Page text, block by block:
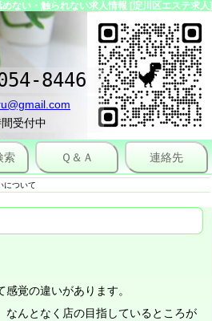
ない・触られない求人情報 [淀川区エステ求人]
8446
受付中
索 Ｑ＆Ａ 連絡先
について
覚の違いがあります。
なんとなく店の目指しているところが